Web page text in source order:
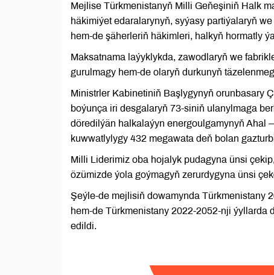
Mejlise Türkmenistanyň Milli Geňeşiniň Halk
häkimiýet edaralarynyň, syýasy partiýalaryň
hem-de şäherleriň häkimleri, halkyň hormatly
Maksatnama laýyklykda, zawodlaryň we
gurulmagy hem-de olaryň durkunyň
Ministrler Kabinetiniň Başlygynyň orunbasary
boýunça iri desgalaryň 73-siniň ulanylmaga
döredilýän halkalaýyn energoulgamynyň Ahal
kuwwatlylygy 432 megawata deň bolan
Milli Liderimiz oba hojalyk pudagyna ünsi
özümizde ýola goýmagyň zerurdygyna ünsi
Şeýle-de mejlisiň dowamynda Türkmenistany
hem-de Türkmenistany 2022-2052-nji ýyllarda
edildi.